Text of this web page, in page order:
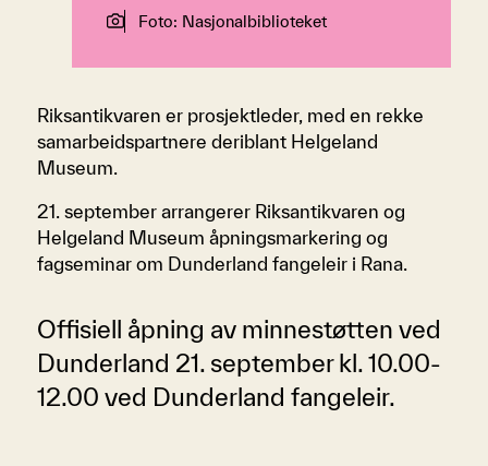
Foto: Nasjonalbiblioteket
Riksantikvaren er prosjektleder, med en rekke
samarbeidspartnere deriblant Helgeland
Museum.
21. september arrangerer Riksantikvaren og
Helgeland Museum åpningsmarkering og
fagseminar om Dunderland fangeleir i Rana.
Offisiell åpning av minnestøtten ved
Dunderland 21. september kl. 10.00-
12.00 ved Dunderland fangeleir.